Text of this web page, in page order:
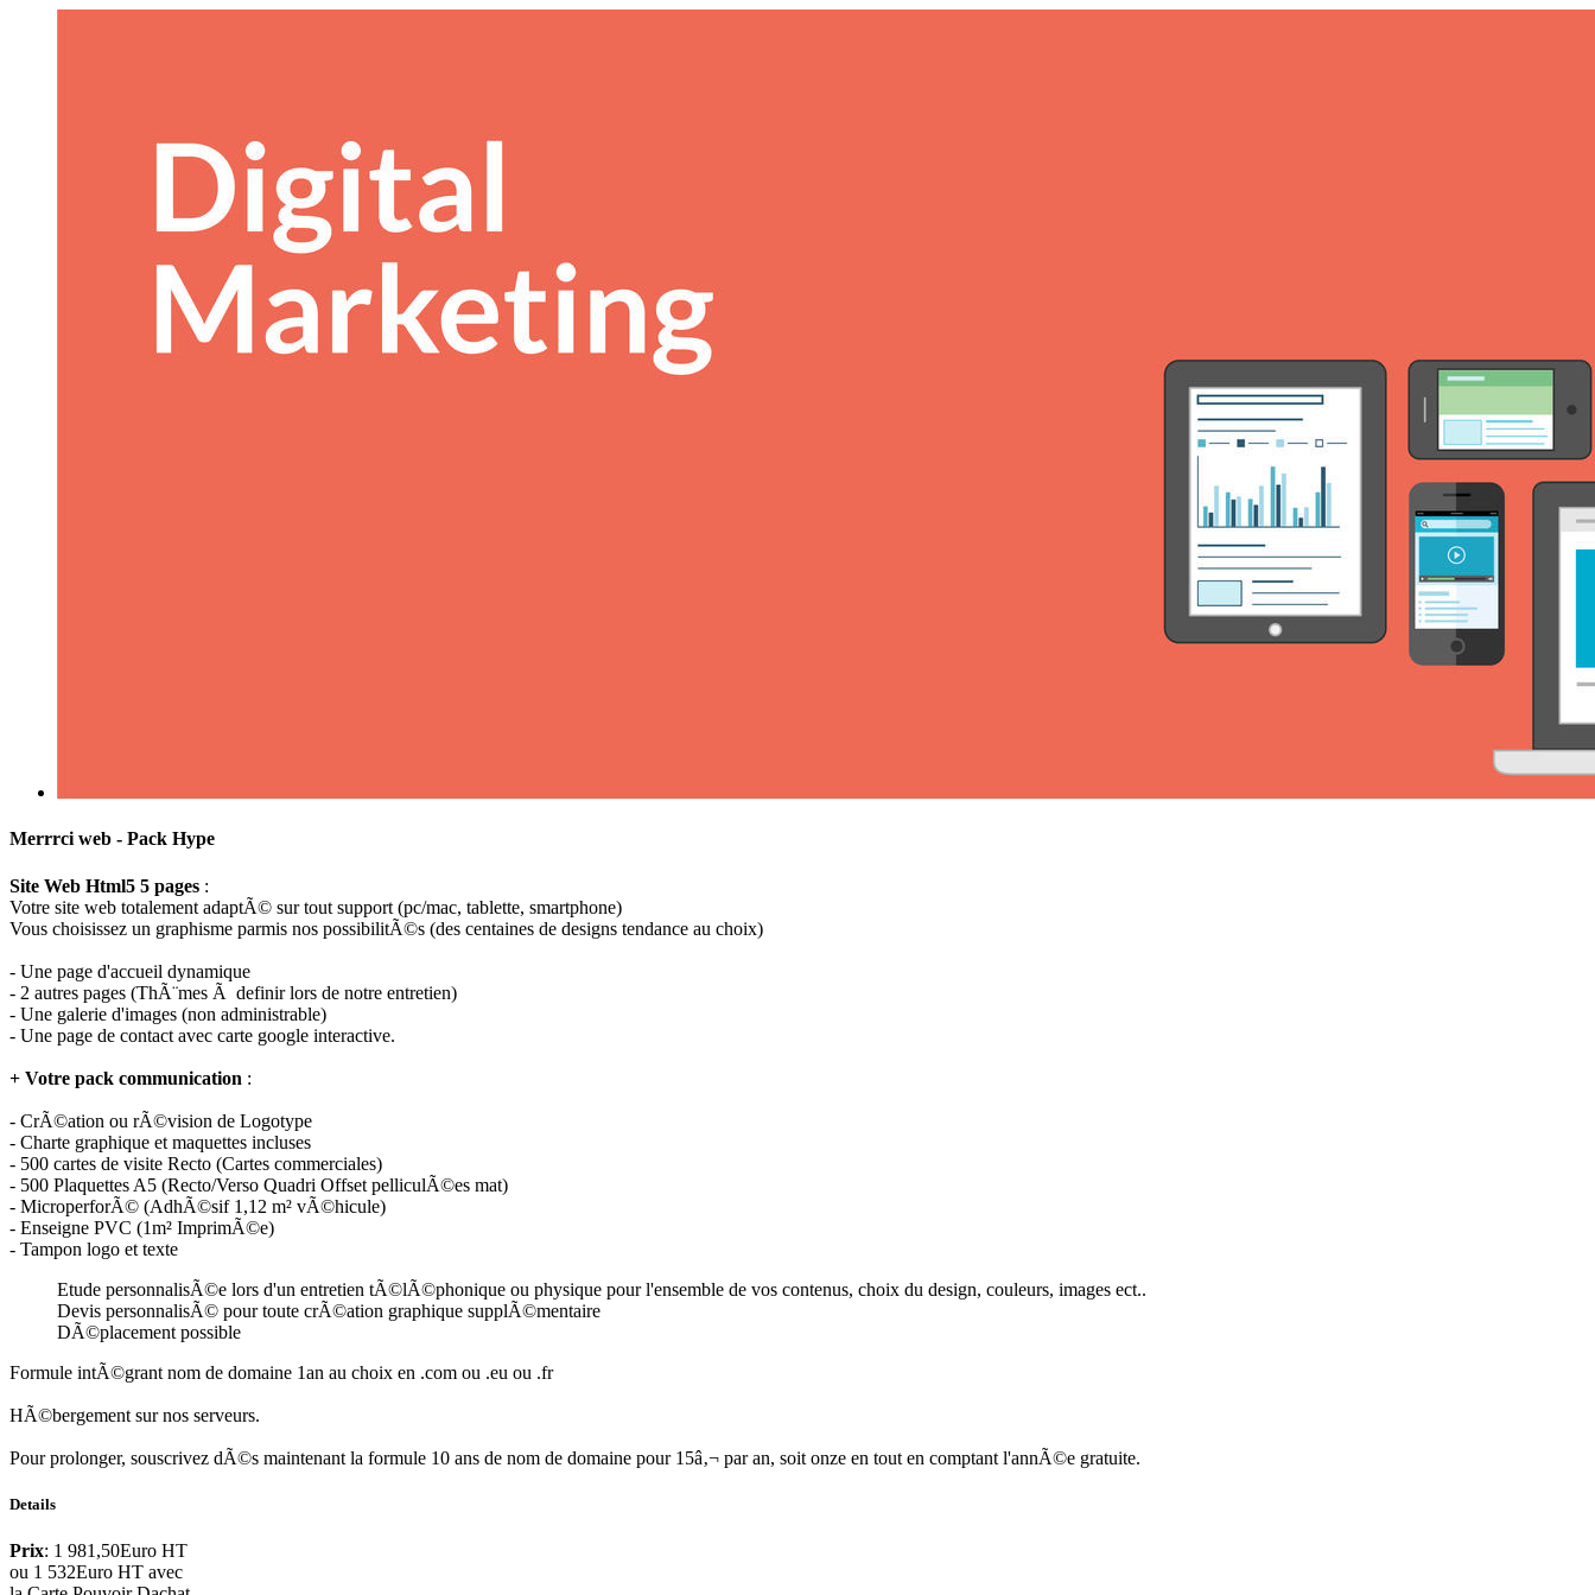
Merrrci web - Pack Hype
Site Web Html5 5 pages :
Votre site web totalement adaptÃ© sur tout support (pc/mac, tablette, smartphone)
Vous choisissez un graphisme parmis nos possibilitÃ©s (des centaines de designs tendance au choix)
- Une page d'accueil dynamique
- 2 autres pages (ThÃ¨mes Ã definir lors de notre entretien)
- Une galerie d'images (non administrable)
- Une page de contact avec carte google interactive.
+ Votre pack communication :
- CrÃ©ation ou rÃ©vision de Logotype
- Charte graphique et maquettes incluses
- 500 cartes de visite Recto (Cartes commerciales)
- 500 Plaquettes A5 (Recto/Verso Quadri Offset pelliculÃ©es mat)
- MicroperforÃ© (AdhÃ©sif 1,12 m² vÃ©hicule)
- Enseigne PVC (1m² ImprimÃ©e)
- Tampon logo et texte
Etude personnalisÃ©e lors d'un entretien tÃ©lÃ©phonique ou physique pour l'ensemble de vos contenus, choix du design, couleurs, images ect..
Devis personnalisÃ© pour toute crÃ©ation graphique supplÃ©mentaire
DÃ©placement possible
Formule intÃ©grant nom de domaine 1an au choix en .com ou .eu ou .fr
HÃ©bergement sur nos serveurs.
Pour prolonger, souscrivez dÃ©s maintenant la formule 10 ans de nom de domaine pour 15â‚¬ par an, soit onze en tout en comptant l'annÃ©e gratuite.
Details
Prix: 1 981,50Euro HT
ou 1 532Euro HT avec